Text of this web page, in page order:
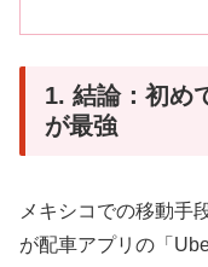
1. 結論：初め
が最強
メキシコでの移動手
が配車アプリの「